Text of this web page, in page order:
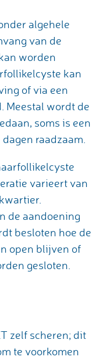
algehele
van de
worden
kan
of via een
Meestal wordt de
soms is een
raadzaam.
varieert van
de aandoening
besloten hoe de
open blijven of
gesloten.
zelf scheren; dit
te voorkomen